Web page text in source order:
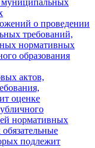
муниципальных
о проведении
требований,
нормативных
образования
актов,
оценке
нормативных
подлежит